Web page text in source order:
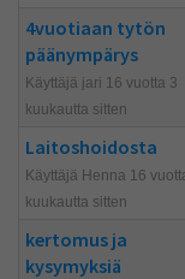
4vuotiaan tytön
päänympärys
Käyttäjä jari 16 vuotta 3
kuukautta sitten
Laitoshoidosta
Käyttäjä Henna 16
kuukautta sitten
kertomus ja
kysymyksiä